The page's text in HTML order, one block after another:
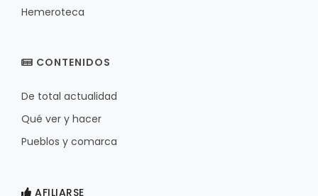
Hemeroteca
CONTENIDOS
De total actualidad
Qué ver y hacer
Pueblos y comarca
AFILIARSE